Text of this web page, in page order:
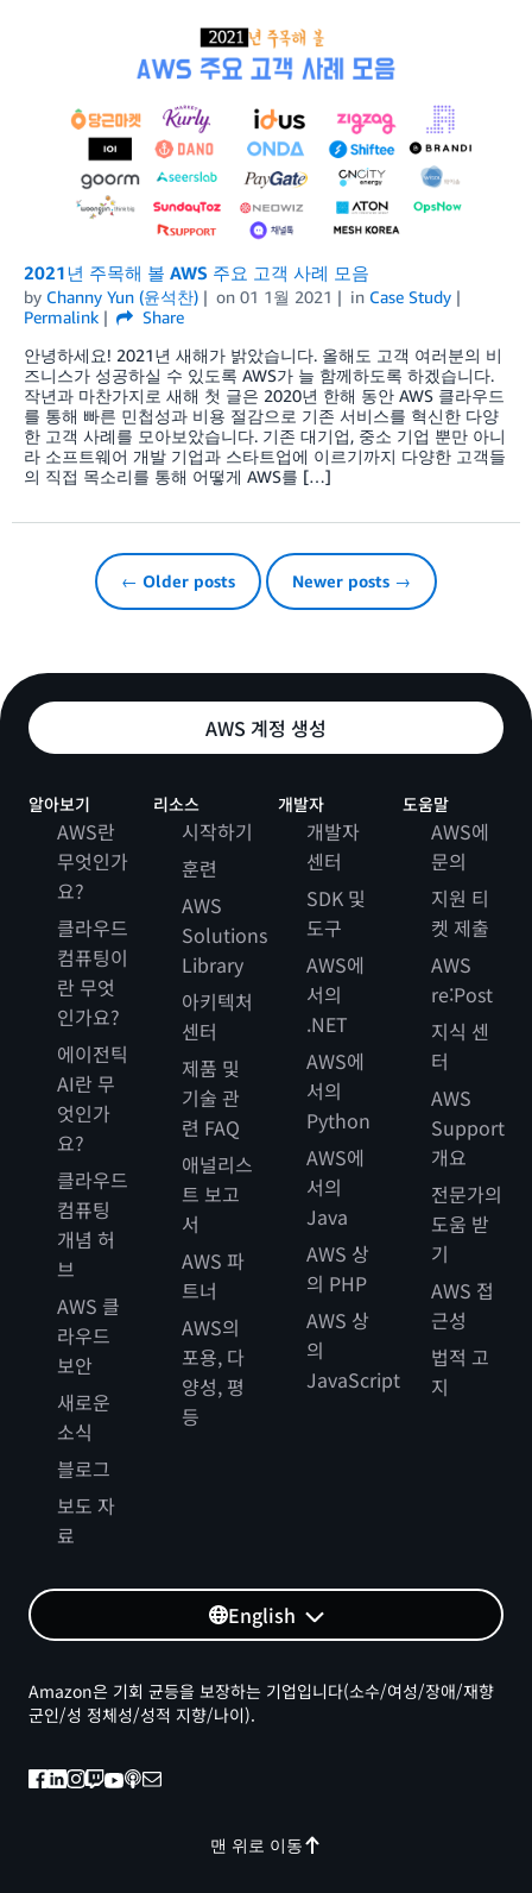
2021년 주목해 볼 AWS 주요 고객 사례 모음
by Channy Yun (윤석찬) on 01 1월 2021 in Case Study
Permalink
Share
안녕하세요! 2021년 새해가 밝았습니다. 올해도 고객 여러분의 비
즈니스가 성공하실 수 있도록 AWS가 늘 함께하도록 하겠습니다.
작년과 마찬가지로 새해 첫 글은 2020년 한해 동안 AWS 클라우드
를 통해 빠른 민첩성과 비용 절감으로 기존 서비스를 혁신한 다양
한 고객 사례를 모아보았습니다. 기존 대기업, 중소 기업 뿐만 아니
라 소프트웨어 개발 기업과 스타트업에 이르기까지 다양한 고객들
의 직접 목소리를 통해 어떻게 AWS를 […]
← Older posts Newer posts →
AWS 계정 생성
알아보기
AWS란
무엇인가
요?
클라우드
컴퓨팅이
란 무엇
인가요?
에이전틱
AI란 무
엇인가
요?
클라우드
컴퓨팅
개념 허
브
AWS 클
라우드
보안
새로운
소식
블로그
보도 자
료
리소스
시작하기
훈련
AWS
Solutions
Library
아키텍처
센터
제품 및
기술 관
련 FAQ
애널리스
트 보고
서
AWS 파
트너
AWS의
포용, 다
양성, 평
등
개발자
개발자
센터
SDK 및
도구
AWS에
서의
.NET
AWS에
서의
Python
AWS에
서의
Java
AWS 상
의 PHP
AWS 상
의
JavaScript
도움말
AWS에
문의
지원 티
켓 제출
AWS
re:Post
지식 센
터
AWS
Support
개요
전문가의
도움 받
기
AWS 접
근성
법적 고
지
English
맨 위로 이동
Amazon은 기회 균등을 보장하는 기업입니다(소수/여성/장애/재향
군인/성 정체성/성적 지향/나이).